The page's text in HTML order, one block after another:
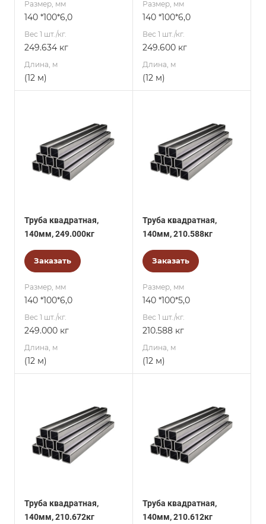
Размер, мм
140 *100*6,0
Вес 1 шт./кг.
249.634 кг
Длина, м
(12 м)
Размер, мм
140 *100*6,0
Вес 1 шт./кг.
249.600 кг
Длина, м
(12 м)
Труба квадратная,
140мм, 249.000кг
Заказать
Размер, мм
140 *100*6,0
Вес 1 шт./кг.
249.000 кг
Длина, м
(12 м)
Труба квадратная,
140мм, 210.588кг
Заказать
Размер, мм
140 *100*5,0
Вес 1 шт./кг.
210.588 кг
Длина, м
(12 м)
Труба квадратная,
140мм, 210.672кг
Труба квадратная,
140мм, 210.612кг